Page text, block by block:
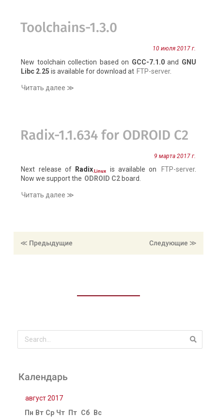
Toolchains-1.3.0
10 июля 2017 г.
New toolchain collection based on GCC-7.1.0and GNU
Libc 2.25 is available for download at FTP-server.
Читать далее ≫
Radix-1.1.634 for ODROID C2
9 марта 2017 г.
Next release of Radix.Linux is available on FTP-server.
Now we support the ODROID C2 board.
Читать далее ≫
≪ Предыдущие ≪ Следующие
Календарь
август 2017
Пн Вт Ср Чт Пт Сб
Вс